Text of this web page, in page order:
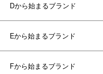
Dから始まるブランド
Eから始まるブランド
Fから始まるブランド